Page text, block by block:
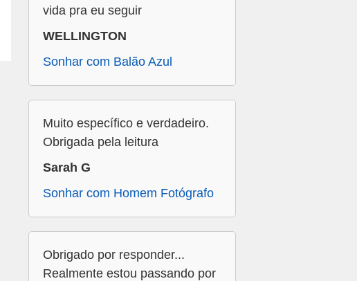
vida pra eu seguir
WELLINGTON
Sonhar com Balão Azul
Muito específico e verdadeiro.
Obrigada pela leitura
Sarah G
Sonhar com Homem Fotógrafo
Obrigado por responder...
Realmente estou passando por